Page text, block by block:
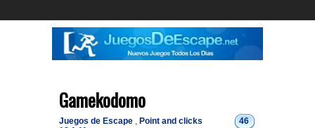
Gamekodomo
46
Juegos de Escape , Point and clicks